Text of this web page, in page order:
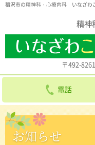
稲沢市の精神科・心療内科 いなざわ
精神
〒492-
お知らせ
電話